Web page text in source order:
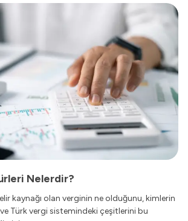
Nelerdir?
kaynağı olan verginin ne olduğunu, kimlerin
ve Türk vergi sistemindeki çeşitlerini bu